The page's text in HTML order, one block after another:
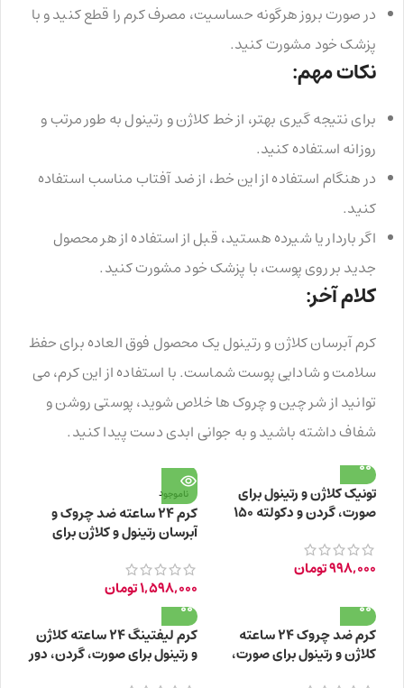
در صورت بروز هرگونه حساسیت، مصرف کرم را قطع کنید و با
پزشک خود مشورت کنید.
نکات مهم:
برای نتیجه گیری بهتر، از خط کلاژن و رتینول به طور مرتب و
روزانه استفاده کنید.
در هنگام استفاده از این خط، از ضد آفتاب مناسب استفاده
کنید.
اگر باردار یا شیرده هستید، قبل از استفاده از هر محصول
جدید بر روی پوست، با پزشک خود مشورت کنید.
کلام آخر:
کرم آبرسان کلاژن و رتینول یک محصول فوق العاده برای حفظ
سلامت و شادابی پوست شماست. با استفاده از این کرم، می
توانید از شر چین و چروک ها خلاص شوید، پوستی روشن و
شفاف داشته باشید و به جوانی ابدی دست پیدا کنید.
تونیک کلاژن و رتینول برای
صورت، گردن و دکولته 150
998,000تومان
ناموجود
کرم ۲۴ ساعته ضد چروک و
آبرسان رتینول و کلاژن برای
سال
1,598,000تومان
کرم ضد چروک ۲۴ ساعته
کلاژن و رتینول برای صورت،
کرم لیفتینگ ۲۴ ساعته کلاژن
و رتینول برای صورت، گردن، دور